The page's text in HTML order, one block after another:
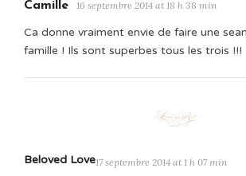
Camille 16 septembre 2014 at 18 h 38 min
Ca donne vraiment envie de faire une
famille ! Ils sont superbes tous les trois !!!
Beloved Love17 septembre 2014 at 1 h 07 min